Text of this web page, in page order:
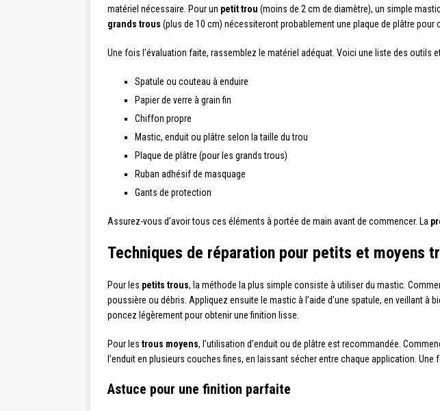
matériel nécessaire. Pour un petit trou (moins de 2 cm de diamètre), un simple
grands trous (plus de 10 cm) nécessiteront probablement une plaque de plâtre pour
Une fois l’évaluation faite, rassemblez le matériel adéquat. Voici une liste des outils
Spatule ou couteau à enduire
Papier de verre à grain fin
Chiffon propre
Mastic, enduit ou plâtre selon la taille du trou
Plaque de plâtre (pour les grands trous)
Ruban adhésif de masquage
Gants de protection
Assurez-vous d’avoir tous ces éléments à portée de main avant de commencer. La
Techniques de réparation pour petits et moyens
Pour les petits trous, la méthode la plus simple consiste à utiliser du mastic.
poussière ou débris. Appliquez ensuite le mastic à l’aide d’une spatule, en veillant
poncez légèrement pour obtenir une finition lisse.
Pour les trous moyens, l’utilisation d’enduit ou de plâtre est recommandée.
l’enduit en plusieurs couches fines, en laissant sécher entre chaque application.
Astuce pour une finition parfaite